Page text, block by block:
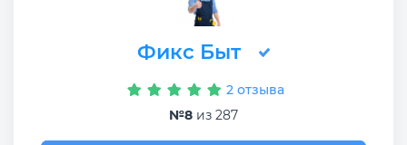
Фикс Быт
2 отзыва
№8 из 287